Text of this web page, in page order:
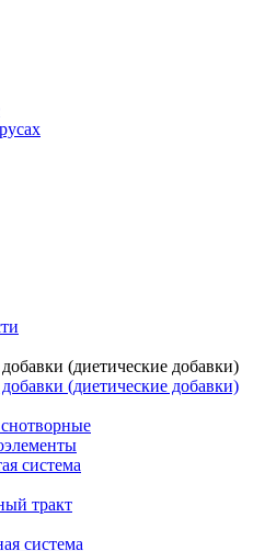
(диетические добавки)
(диетические добавки)
система
тракт
система